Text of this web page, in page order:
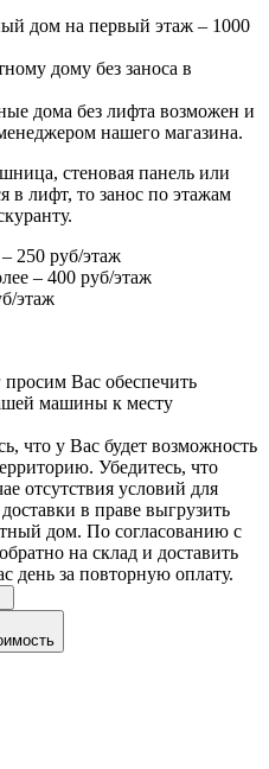
дом на первый этаж – 1000
дому без заноса в
дома без лифта возможен и
нашего магазина.
стеновая панель или
в лифт, то занос по этажам
250 руб/этаж
– 400 руб/этаж
этаж
Вас обеспечить
машины к месту
что у Вас будет возможность
Убедитесь, что
отсутствия условий для
в праве выгрузить
дом. По согласованию с
на склад и доставить
день за повторную оплату.